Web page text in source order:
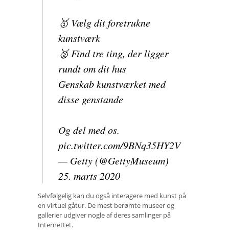
🥇 Vælg dit foretrukne
kunstværk
🥈 Find tre ting, der ligger
rundt om dit hus ⠀
Genskab kunstværket med
disse genstande
Og del med os.
pic.twitter.com/9BNq35HY2V
— Getty (@GettyMuseum)
25. marts 2020
Selvfølgelig kan du også interagere med kunst på
en virtuel gåtur. De mest berømte museer og
gallerier udgiver nogle af deres samlinger på
Internettet.